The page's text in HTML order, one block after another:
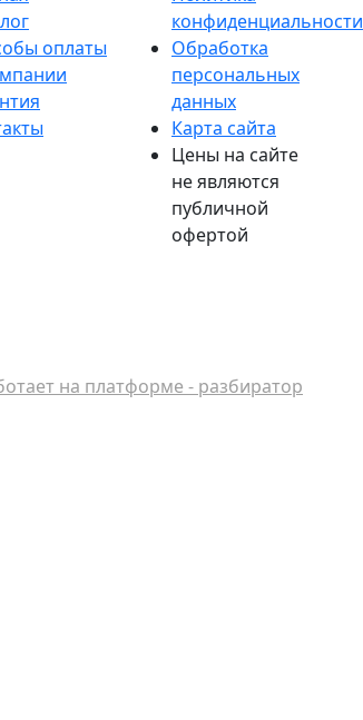
оплаты
конфиденциальности
Обработка
персональных
данных
Карта сайта
Цены на сайте
не являются
публичной
офертой
на платформе - разбиратор